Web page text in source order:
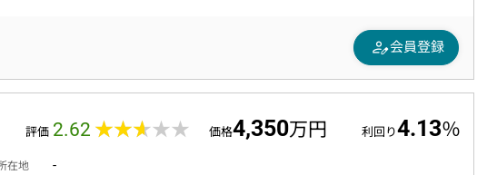
person_edit会員登録
評価 2.62 ★★★★★
★★★★★ 価格4,350万円 利回り4.13％
在地 -